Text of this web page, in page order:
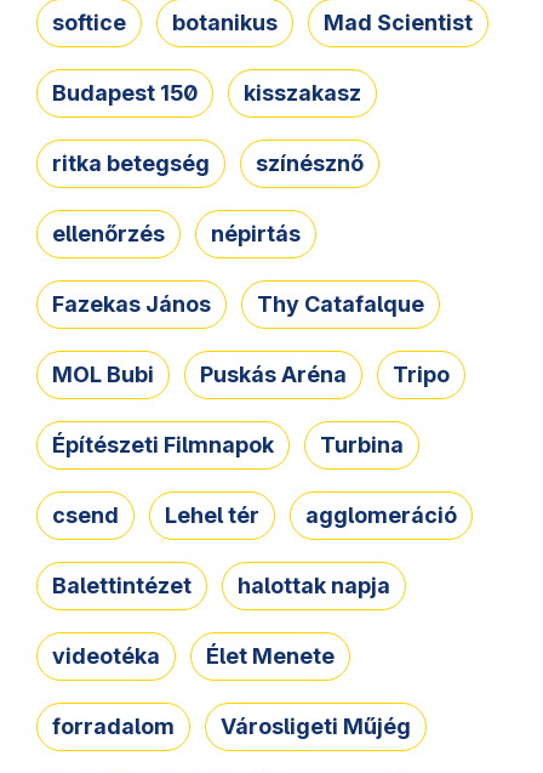
softice botanikus Mad Scientist
Budapest 150 kisszakasz
ritka betegség színésznő
ellenőrzés népirtás
Fazekas János Thy Catafalque
MOL Bubi Puskás Aréna Tripo
Építészeti Filmnapok Turbina
csend Lehel tér agglomeráció
Balettintézet halottak napja
videotéka Élet Menete
forradalom Városligeti Műjég